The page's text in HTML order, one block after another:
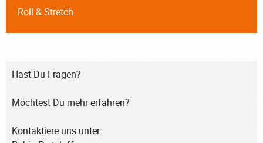
Roll & Stretch
Hast Du Fragen?
Möchtest Du mehr erfahren?
Kontaktiere uns unter: